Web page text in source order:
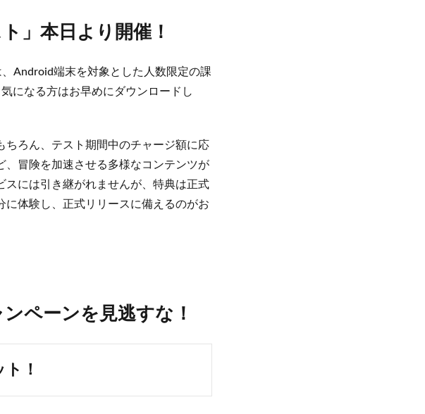
」本日より開催！
Android端末を対象とした人数限定の課
になる方はお早めにダウンロードし
ろん、テスト期間中のチャージ額に応
、冒険を加速させる多様なコンテンツが
スには引き継がれませんが、特典は正式
に体験し、正式リリースに備えるのがお
ペーンを見逃すな！
！